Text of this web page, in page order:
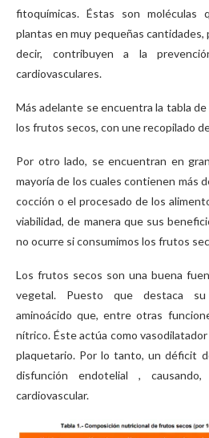
fitoquímicas. Éstas son
plantas en muy pequeñas cantidades,
decir, contribuyen a la
cardiovasculares.
Más adelante se encuentra la tabla
los frutos secos, con une recopilado
Por otro lado, se encuentran en
mayoría de los cuales contienen más
cocción o el procesado de los
viabilidad, de manera que sus
no ocurre si consumimos los frutos
Los frutos secos son una buena
vegetal. Puesto que destaca
aminoácido que, entre otras
nítrico. Éste actúa como
plaquetario. Por lo tanto, un déficit
disfunción endotelial ,
cardiovascular.